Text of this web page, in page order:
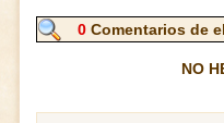
0 Comentarios de
NO